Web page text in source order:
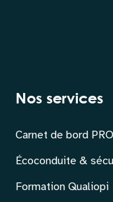
Nos services
Carnet de bord
Écoconduite &
Formation Qualiopi